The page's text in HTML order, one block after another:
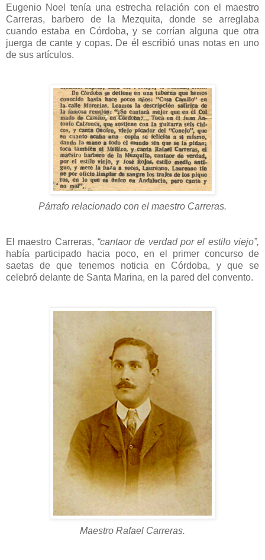
Eugenio Noel tenía una estrecha relación con el maestro
Carreras, barbero de la Mezquita, donde se arreglaba
cuando estaba en Córdoba, y se corrían alguna que otra
juerga de cante y copas. De él escribió unas notas en uno
de sus artículos.
Párrafo relacionado con el maestro Carreras.
El maestro Carreras, “cantaor de verdad por el estilo viejo”,
había participado hacia poco, en el primer concurso de
saetas de que tenemos noticia en Córdoba, y que se
celebró delante de Santa Marina, en la pared del convento.
Maestro Rafael Carreras.